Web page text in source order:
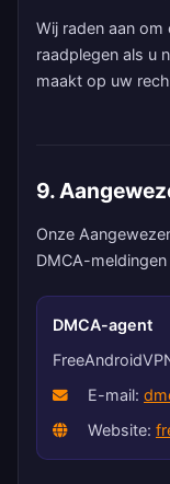
Wij raden aan
raadplegen als u
maakt op uw
9.
Onze
DMCA-meldingen
DMCA-agent
E-mail:
Website: